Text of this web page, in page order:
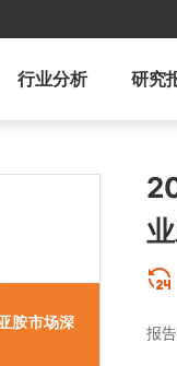
行业分析 研究
胺市场深
报